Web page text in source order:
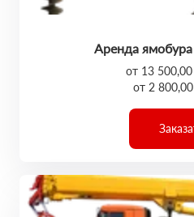
Аренда
от 13
от 2